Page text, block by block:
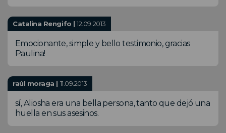
Catalina Rengifo |12.09.2013
Emocionante, simple y bello testimonio, gracias
Paulina!
raúl moraga | 11.09.2013
sí, Aliosha era una bella persona, tanto que dejó una
huella en sus asesinos.